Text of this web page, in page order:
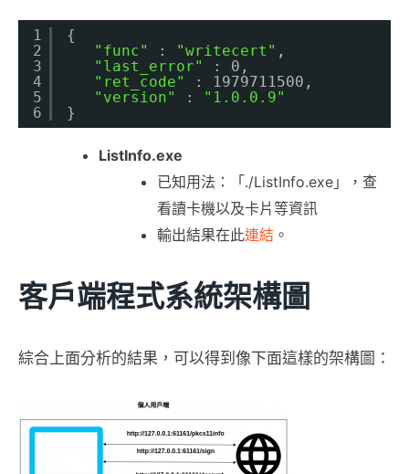
1
2
3
4
5
6
{
"func"
: "writecert" ,
"last_error"
: 0,
"ret_code"
: 1979711500,
"version"
:
"1.0.0.9"
}
ListInfo.exe
已知用法：「./ListInfo.exe」，查
看讀卡機以及卡片等資訊
輸出結果在此連結 。
客戶端程式系統架構圖
綜合上面分析的結果，可以得到像下面這樣的架構圖：